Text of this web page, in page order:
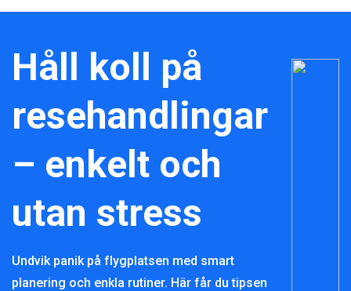
Håll koll på
resehandlingar
– enkelt och
utan stress
Undvik panik på flygplatsen med smart
planering och enkla rutiner. Här får du tipsen